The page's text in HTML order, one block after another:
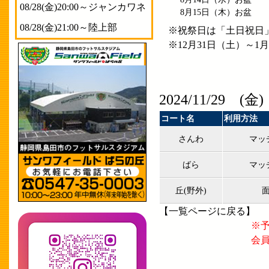
8月15日
（木） お盆
※祝祭日は「土日祝日
※12月31日（土）～1
2024/11/29 (金
コート名 利用方法
さんわ マッ
ばら マッ
丘(野外)
【一覧ページに戻る 】
※
会員
08/28(金)20:00～ジャンカワネ
08/28(金)21:00～陸上部